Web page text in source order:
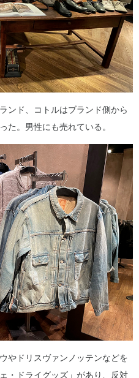
ンド、コトルはブランド側から
た。男性にも売れている。
やドリスヴァンノッテンなどを
・ドライグッズ」があり、反対